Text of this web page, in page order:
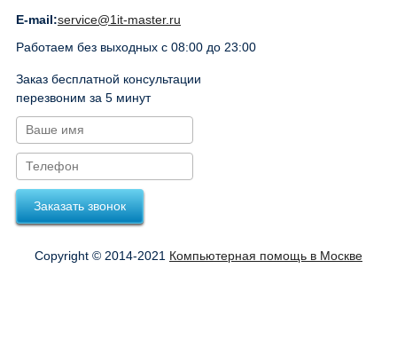
E-mail:service@1it-master.ru
Работаем без выходных с 08:00 до 23:00
Заказ бесплатной консультации
перезвоним за 5 минут
Заказать звонок
Copyright © 2014-2021 Компьютерная помощь в Москве